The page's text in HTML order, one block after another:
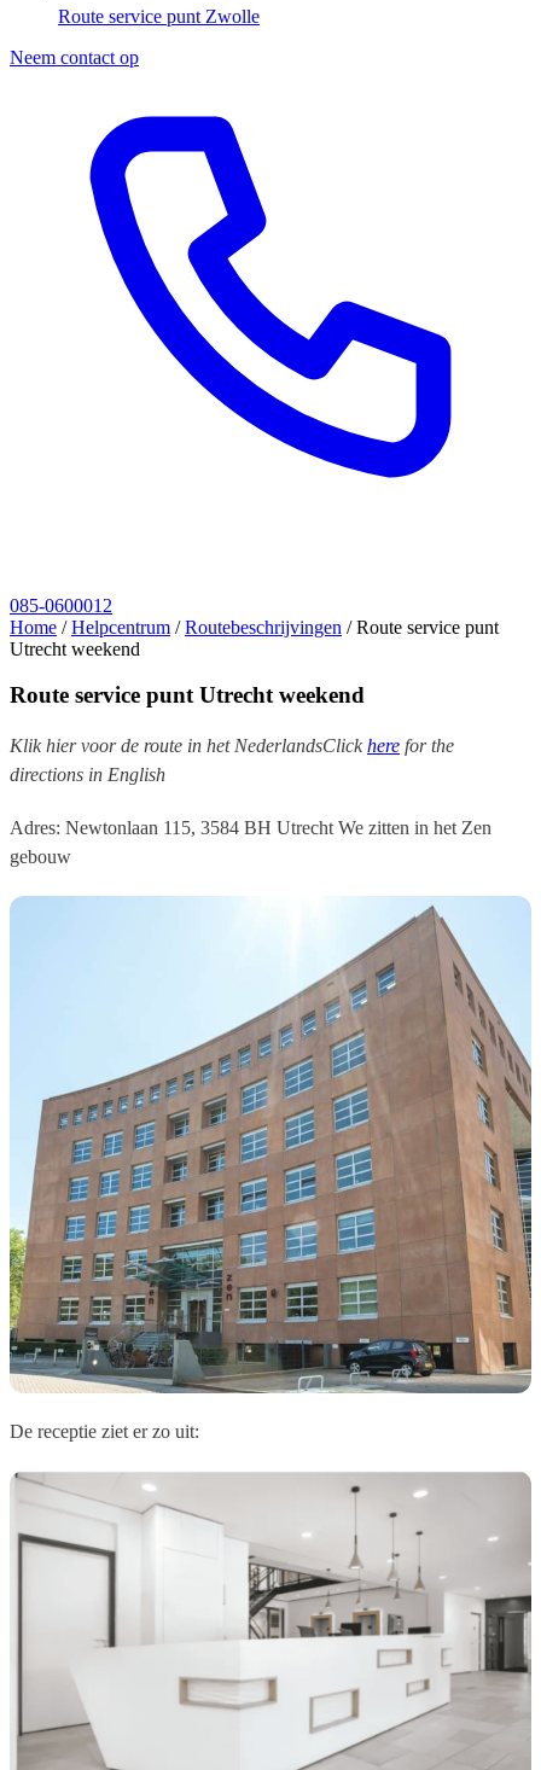
Route service punt Zwolle
Neem contact op
085-0600012
Home / Helpcentrum / Routebeschrijvingen / Route service punt
Utrecht weekend
Route service punt Utrecht weekend
Klik hier voor de route in het NederlandsClickhere for the
directions in English
Adres: Newtonlaan 115, 3584 BH Utrecht We zitten in het Zen
gebouw
De receptie ziet er zo uit: